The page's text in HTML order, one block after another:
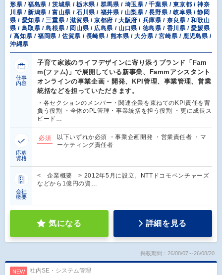
形県 / 福島県 / 茨城県 / 栃木県 / 群馬県 / 埼玉県 / 千葉県 / 東京都 / 神奈
川県 / 新潟県 / 富山県 / 石川県 / 福井県 / 山梨県 / 長野県 / 岐阜県 / 静岡
県 / 愛知県 / 三重県 / 滋賀県 / 京都府 / 大阪府 / 兵庫県 / 奈良県 / 和歌山
県 / 鳥取県 / 島根県 / 岡山県 / 広島県 / 山口県 / 徳島県 / 香川県 / 愛媛県
/ 高知県 / 福岡県 / 佐賀県 / 長崎県 / 熊本県 / 大分県 / 宮崎県 / 鹿児島県 /
沖縄県
仕事
内容
子育て家族のライフデザインに寄り添うブランド「Fam
m(ファム)」で展開している新事業、Fammアシスタント
オンラインの事業企画・開発、KPI管理、事業管理、営業
統括などを担っていただきます。
・各セクションのメンバー・関連企業を束ねてのKPI責任を背
負う役割 ・全体のPL管理・事業統括を担う役割 ・更に成長ス
ピード…
応募
資格
必須
以下いずれか必須 ・事業企画開発 ・営業責任者 ・マ
ーケティング責任者
会社
概要
< 企業概要 > 2012年5月に設立。NTTドコモベンチャーズ
などから1億円の資…
気になる 詳細を見る
掲載期間：26/08/07～26/08/20
NEW 社内SE・システム管理